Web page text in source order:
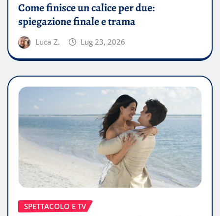
Come finisce un calice per due:
spiegazione finale e trama
Luca Z. Lug 23, 2026
SPETTACOLO E TV